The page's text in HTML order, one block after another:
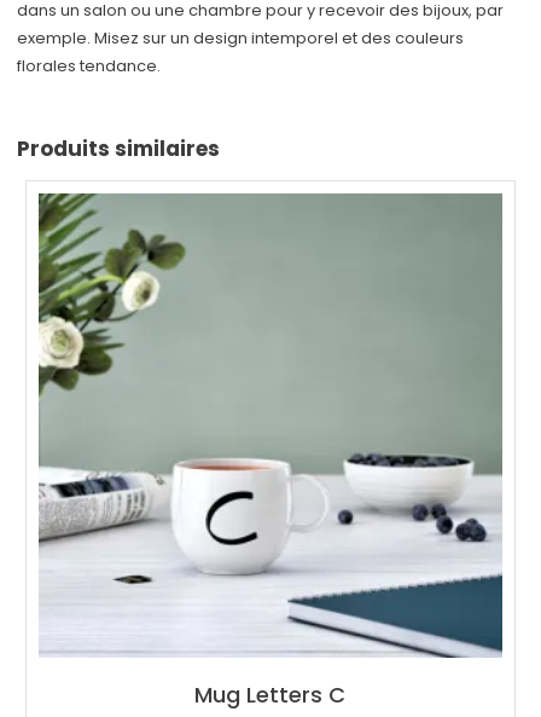
dans un salon ou une chambre pour y recevoir des bijoux, par
exemple. Misez sur un design intemporel et des couleurs
florales tendance.
Produits similaires
Mug Letters C